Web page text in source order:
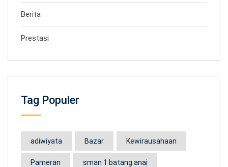
Berita
Prestasi
Tag Populer
adiwiyata Bazar Kewirausahaan
Pameran sman 1 batang anai